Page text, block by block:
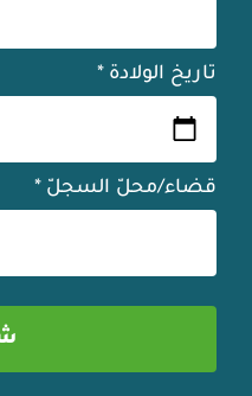
تاريخ الولادة *
قضاء/محلّ السجلّ *